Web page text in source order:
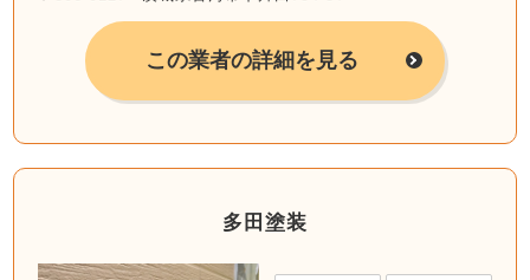
この業者の詳細を見る
多田塗装